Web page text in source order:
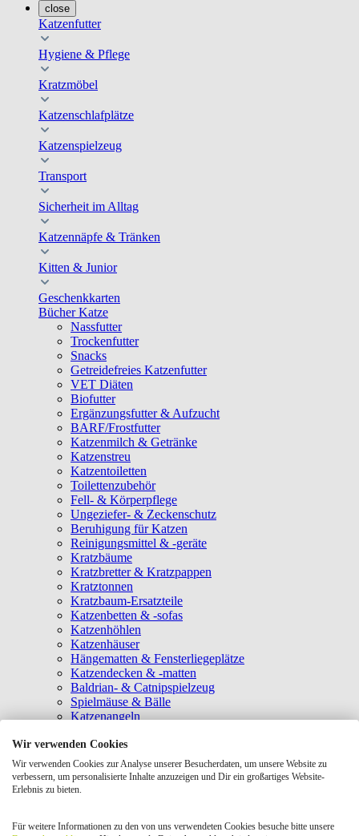
close
Katzenfutter
Hygiene & Pflege
Kratzmöbel
Katzenschlafplätze
Katzenspielzeug
Transport
Sicherheit im Alltag
Katzennäpfe & Tränken
Kitten & Junior
Geschenkkarten
Bücher Katze
Nassfutter
Trockenfutter
Snacks
Getreidefreies Katzenfutter
VET Diäten
Biofutter
Ergänzungsfutter & Aufzucht
BARF/Frostfutter
Katzenmilch & Getränke
Katzenstreu
Katzentoiletten
Toilettenzubehör
Fell- & Körperpflege
Ungeziefer- & Zeckenschutz
Beruhigung für Katzen
Reinigungsmittel & -geräte
Kratzbäume
Kratzbretter & Kratzpappen
Kratztonnen
Kratzbaum-Ersatzteile
Katzenbetten & -sofas
Katzenhöhlen
Katzenhäuser
Hängematten & Fensterliegeplätze
Katzendecken & -matten
Baldrian- & Catnipspielzeug
Spielmäuse & Bälle
Katzenangeln
Laserpointer & Elektrospielzeug
Katzentunnel
Clicker & Target Sticks für Katzen
Weiteres Katzenspielzeug
Tragetaschen
Wir verwenden Cookies
Wir verwenden Cookies zur Analyse unserer Besucherdaten, um unsere Website zu
verbessern, um personalisierte Inhalte anzuzeigen und Dir ein großartiges Website-
Erlebnis zu bieten.
Für weitere Informationen zu den von uns verwendeten Cookies besuche bitte unsere